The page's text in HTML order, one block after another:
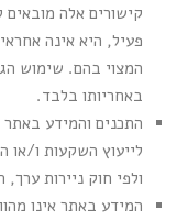
קישורים אלה
פעיל, היא אינה
המצוי בהם. שימוש
באחריותו בלבד.
התכנים והמידע באתר
ולפי חוק ניירות ערך,
המידע באתר אינו